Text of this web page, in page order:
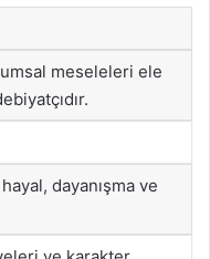
meseleleri ele
dayanışma ve